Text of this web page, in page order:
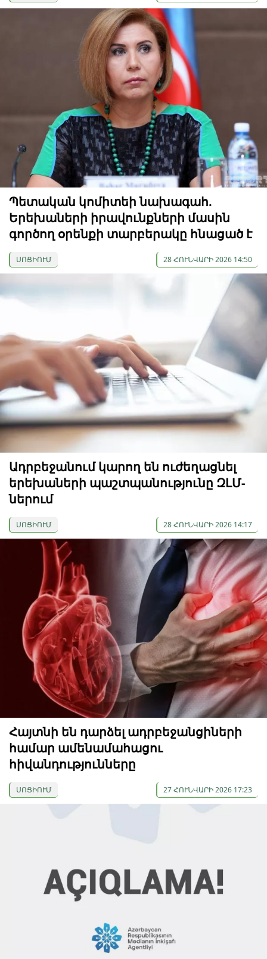
Պետական ​​կոմիտեի նախագահ.
Երեխաների իրավունքների մասին
գործող օրենքի տարբերակը հնացած է
ՍՈՑԻՈՒՄ 28 ՀՈՒՆՎԱՐԻ 2026 14:50
Ադրբեջանում կարող են ուժեղացնել
երեխաների պաշտպանությունը ԶԼՄ-
ներում
ՍՈՑԻՈՒՄ 28 ՀՈՒՆՎԱՐԻ 2026 14:17
Հայտնի են դարձել ադրբեջանցիների
համար ամենամահացու
հիվանդությունները
ՍՈՑԻՈՒՄ 27 ՀՈՒՆՎԱՐԻ 2026 17:23